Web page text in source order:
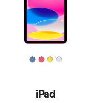
iPad